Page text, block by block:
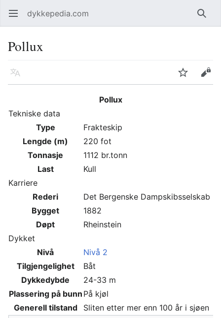
Åpne hovedmenyen dykkepedia.com Søk
Pollux
Språk Overvåk Rediger
Pollux
Tekniske data
Type
Frakteskip
Lengde (m)
220 fot
Tonnasje
1112 br.tonn
Last
Kull
Karriere
Rederi
Det Bergenske Dampskibsselskab
Bygget
1882
Døpt
Rheinstein
Dykket
Nivå
Nivå 2
Tilgjengelighet
Båt
Dykkedybde
24-33 m
Plassering på bunn På kjøl
Generell tilstand
Sliten etter mer enn 100 år i sjøen